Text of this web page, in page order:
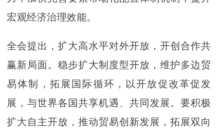
宏观经济治理效能。
全会提出，扩大高水平对外开放，开创合作共
赢新局面。稳步扩大制度型开放，维护多边贸
易体制，拓展国际循环，以开放促改革促发
展，与世界各国共享机遇、共同发展。要积极
扩大自主开放，推动贸易创新发展，拓展双向